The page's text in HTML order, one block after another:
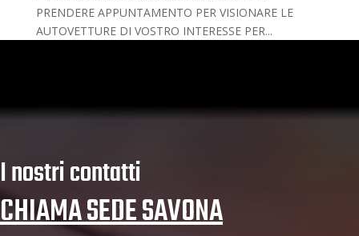
PRENDERE APPUNTAMENTO PER VISIONARE LE
AUTOVETTURE DI VOSTRO INTERESSE PER...
I nostri contatti
CHIAMA SEDE SAVONA